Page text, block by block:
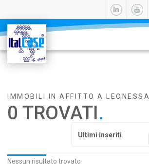
IMMOBILI IN AFFITTO A LEONESSA
0 TROVATI.
Ultimi inseriti
Nessun risultato trovato